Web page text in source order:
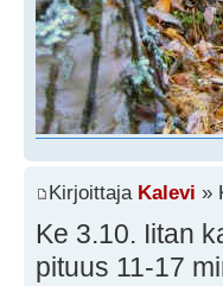
Kirjoittaja Kalevi »
Ke 3.10. Iitan
pituus 11-17